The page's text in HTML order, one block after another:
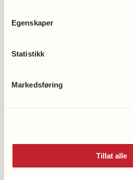
Egenskaper
Statistikk
Markedsføring
Tillat alle
23 12 00 50